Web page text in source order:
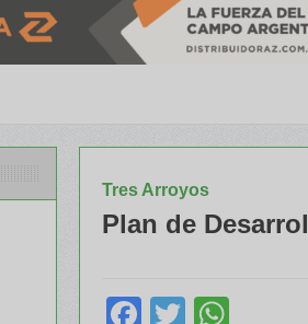
Tres Arroyos
Plan de
Facebook
Twitter